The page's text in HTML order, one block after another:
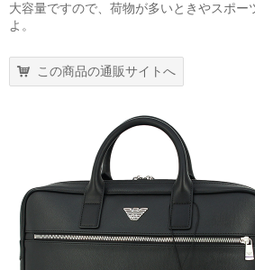
大容量ですので、荷物が多いときやスポー
よ。
この商品の通販サイトへ